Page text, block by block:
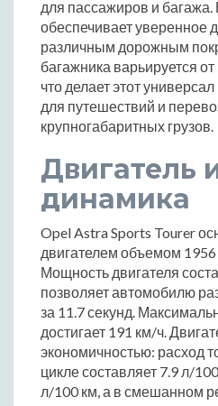
для пассажиров и
обеспечивает уверенное
различным дорожным
багажника варьируется
что делает этот
для путешествий и
крупногабаритных грузов.
Двигатель
динамика
Opel Astra Sports Tourer
двигателем объемом
Мощность двигателя
позволяет автомобилю
за 11.7 секунд.
достигает 191 км/ч.
экономичностью: расход
цикле составляет 7.9 л/
л/100 км, а в смешанном